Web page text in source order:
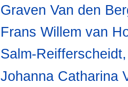
Graven Van den
Frans Willem van
Salm-
Johanna Catharina